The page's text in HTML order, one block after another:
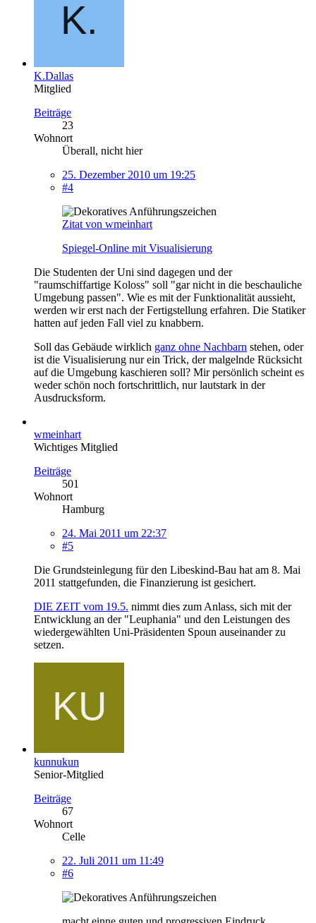
K.Dallas
Mitglied
Beiträge
23
Wohnort
Überall, nicht hier
25. Dezember 2010 um 19:25
#4
Zitat von wmeinhart
Spiegel-Online mit Visualisierung
Die Studenten der Uni sind dagegen und der
"raumschiffartige Koloss" soll "gar nicht in die beschauliche
Umgebung passen". Wie es mit der Funktionalität aussieht,
werden wir erst nach der Fertigstellung erfahren. Die Statiker
hatten auf jeden Fall viel zu knabbern.
Soll das Gebäude wirklich ganz ohne Nachbarn stehen, oder
ist die Visualisierung nur ein Trick, der malgelnde Rücksicht
auf die Umgebung kaschieren soll? Mir persönlich scheint es
weder schön noch fortschrittlich, nur lautstark in der
Ausdrucksform.
wmeinhart
Wichtiges Mitglied
Beiträge
501
Wohnort
Hamburg
24. Mai 2011 um 22:37
#5
Die Grundsteinlegung für den Libeskind-Bau hat am 8. Mai
2011 stattgefunden, die Finanzierung ist gesichert.
DIE ZEIT vom 19.5. nimmt dies zum Anlass, sich mit der
Entwicklung an der "Leuphania" und den Leistungen des
wiedergewählten Uni-Präsidenten Spoun auseinander zu
setzen.
kunnukun
Senior-Mitglied
Beiträge
67
Wohnort
Celle
22. Juli 2011 um 11:49
#6